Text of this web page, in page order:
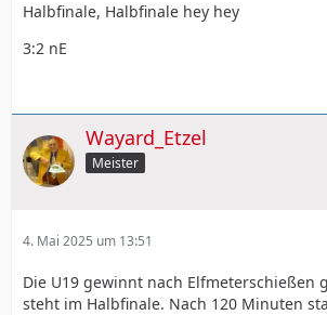
Halbfinale, Halbfinale hey hey
3:2 nE
Wayard_Etzel
Meister
4. Mai 2025 um 13:51
Die U19 gewinnt nach Elfmeterschießen
steht im Halbfinale. Nach 120 Minuten